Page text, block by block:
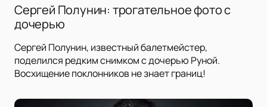
Сергей Полунин: трогательное фото с
дочерью
Сергей Полунин, известный балетмейстер,
поделился редким снимком с дочерью Руной.
Восхищение поклонников не знает границ!